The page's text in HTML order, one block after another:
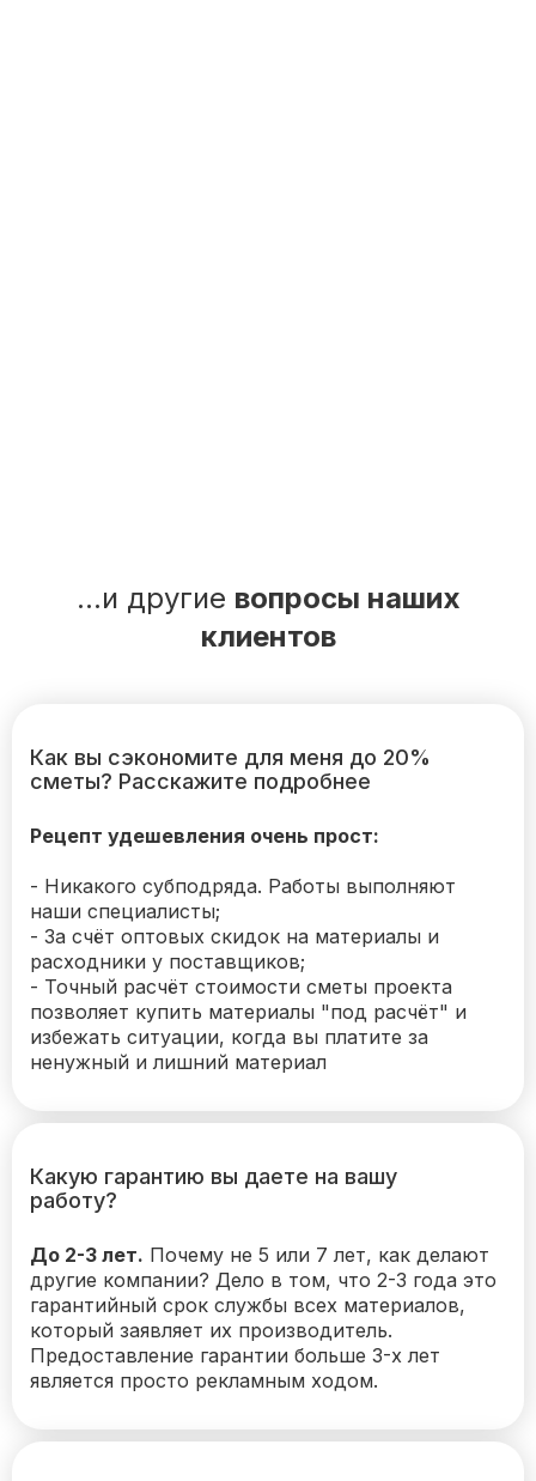
...и другие вопросы наших
клиентов
Как вы сэкономите для меня до 20%
сметы? Расскажите подробнее
Рецепт удешевления очень прост:
- Никакого субподряда. Работы выполняют
наши специалисты;
- За счёт оптовых скидок на материалы и
расходники у поставщиков;
- Точный расчёт стоимости сметы проекта
позволяет купить материалы "под расчёт" и
избежать ситуации, когда вы платите за
ненужный и лишний материал
Какую гарантию вы даете на вашу
работу?
До 2-3 лет. Почему не 5 или 7 лет, как делают
другие компании? Дело в том, что 2-3 года это
гарантийный срок службы всех материалов,
который заявляет их производитель.
Предоставление гарантии больше 3-х лет
является просто рекламным ходом.